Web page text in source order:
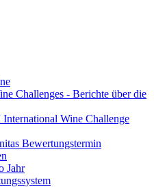
Challenges - Berichte über die
Wine Challenge
Bewertungstermin
Jahr